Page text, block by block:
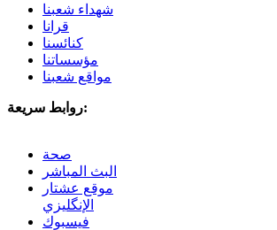
شهداء شعبنا
قرانا
كنائسنا
مؤسساتنا
مواقع شعبنا
روابط سريعة:
صحة
البث المباشر
موقع عشتار
الإنگليزي
فيسبوك